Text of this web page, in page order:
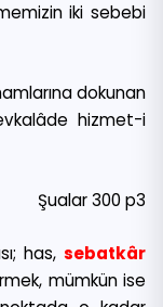
iki sebebi
dokunan
hizmet-i
Şualar 300 p3
has,sebatkâr
mümkün ise